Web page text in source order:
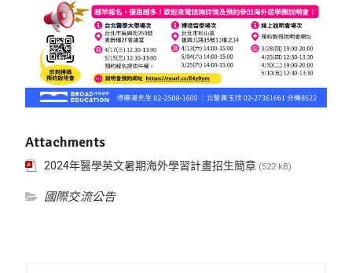
Attachments
2024年醫學英文暑期海外學習計畫招生簡章 (522 kB)
國際交流公告